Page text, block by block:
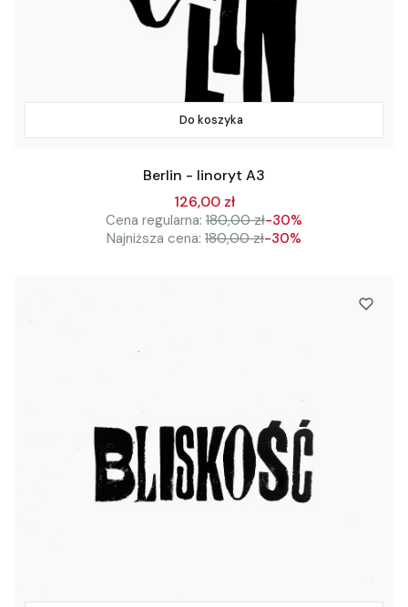
Do koszyka
Berlin - linoryt A3
126,00 zł
Cena regularna: 180,00 zł-30%
Najniższa cena: 180,00 zł-30%